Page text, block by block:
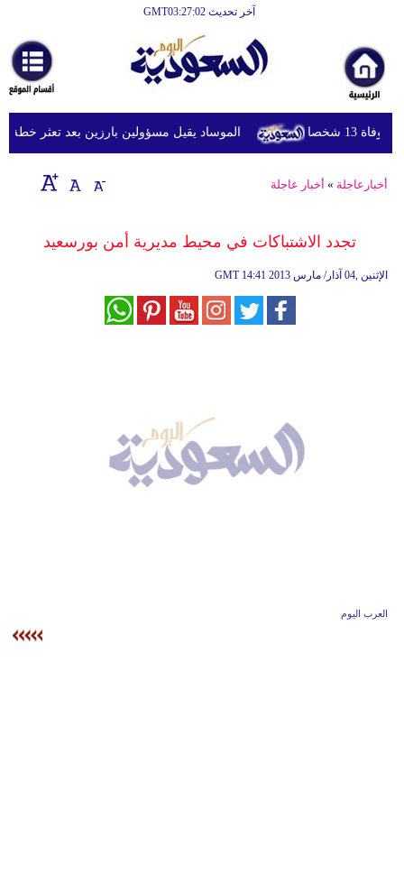
آخر تحديث GMT03:27:02
أخبارعاجلة
رياضة
ثقافة
إقتصاد
وموسيقى
الموساد يقيل مسؤولين بارزين بعد تعثر خطة شخصا
أخبارعاجلة » أخبار عاجلة
تجدد الاشتباكات في محيط مديرية أمن بورسعيد
GMT 14:41 2013 الإثنين ,04 آذار/ مارس
العرب اليوم